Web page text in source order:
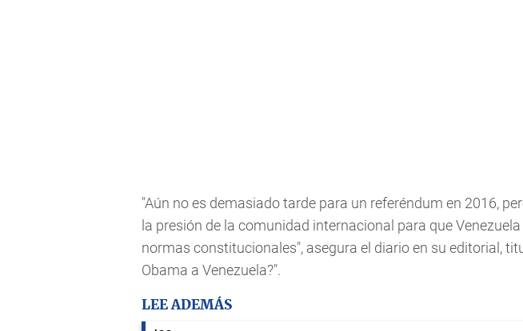
"Aún no es demasiado tarde para un referéndum en 2016,
la presión de la comunidad internacional para que
normas constitucionales", asegura el diario en su editorial,
Obama a Venezuela?".
LEE ADEMÁS